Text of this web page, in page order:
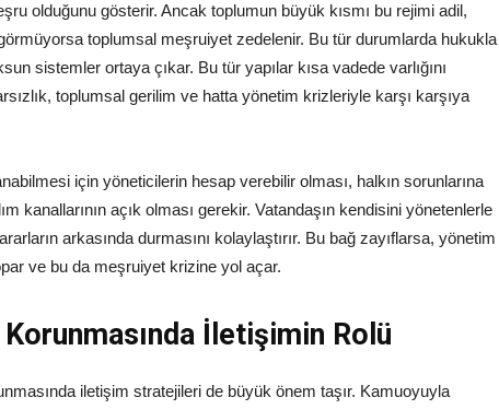
olduğunu gösterir. Ancak toplumun büyük kısmı bu rejimi adil,
toplumsal meşruiyet zedelenir. Bu tür durumlarda hukukla
sistemler ortaya çıkar. Bu tür yapılar kısa vadede varlığını
toplumsal gerilim ve hatta yönetim krizleriyle karşı karşıya
için yöneticilerin hesap verebilir olması, halkın sorunlarına
kanallarının açık olması gerekir. Vatandaşın kendisini yönetenlerle
arkasında durmasını kolaylaştırır. Bu bağ zayıflarsa, yönetim
ve bu da meşruiyet krizine yol açar.
İletişimin Rolü
iletişim stratejileri de büyük önem taşır. Kamuoyuyla